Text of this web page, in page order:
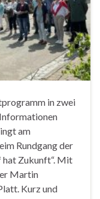
in zwei
am
Rundgang der
hat Zukunft“. Mit
Martin
Kurz und